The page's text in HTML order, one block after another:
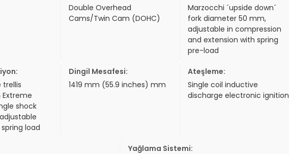
Double Overhead
Cams/Twin Cam (DOHC)
Marzocchi ´upside down´
fork diameter 50 mm,
adjustable in compression
and extension with spring
pre-load
trellis
shock
load
Dingil Mesafesi:
1419 mm (55.9 inches) mm
Ateşleme:
Single coil inductive
discharge electronic ignition
Yağlama Sistemi: